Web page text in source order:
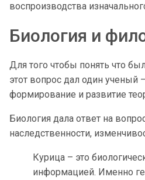
воспроизводства
Биология и
Для того чтобы понять что
этот вопрос дал один ученый
формирование и развитие
Биология дала ответ на
наследственности,
Курица – это
информацией. Именно